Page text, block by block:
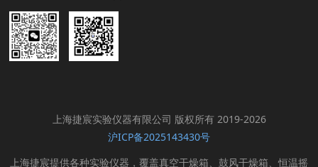
上海捷宸实验仪器有限公司 版权所有 2019-2026
沪ICP备2025143430号
上海捷宸提供各种实验仪器，覆盖真空干燥箱、鼓风干燥箱、恒温摇